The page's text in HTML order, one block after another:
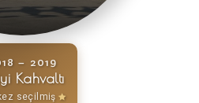
– 2019
Kahvaltı
seçilmiş